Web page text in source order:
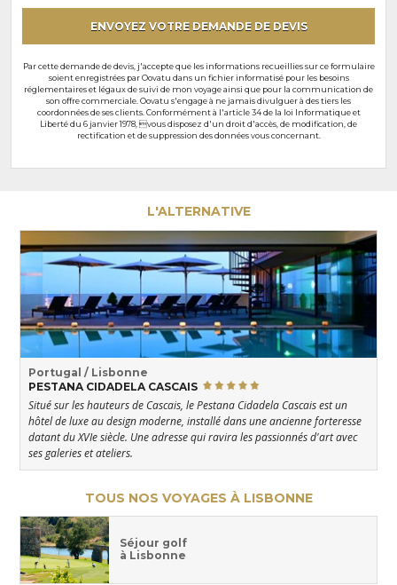
ENVOYEZ VOTRE DEMANDE DE DEVIS
Par cette demande de devis, j'accepte que les informations recueillies sur ce formulaire
soient enregistrées par Oovatu dans un fichier informatisé pour les besoins
réglementaires et légaux de suivi de mon voyage ainsi que pour la communication de
son offre commerciale. Oovatu s'engage à ne jamais divulguer à des tiers les
coordonnées de ses clients. Conformément à l'article 34 de la loi Informatique et
Liberté du 6 janvier 1978, vous disposez d'un droit d'accès, de modification, de
rectification et de suppression des données vous concernant.
L'ALTERNATIVE
Portugal / Lisbonne
PESTANA CIDADELA CASCAIS
Situé sur les hauteurs de Cascais, le Pestana Cidadela Cascais est un
hôtel de luxe au design moderne, installé dans une ancienne forteresse
datant du XVIe siècle. Une adresse qui ravira les passionnés d'art avec
ses galeries et ateliers.
TOUS NOS VOYAGES À LISBONNE
Séjour golf
à Lisbonne